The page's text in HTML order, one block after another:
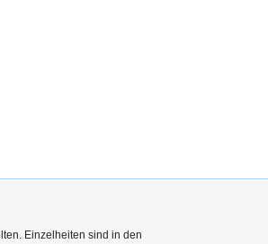
Einzelheiten sind in den